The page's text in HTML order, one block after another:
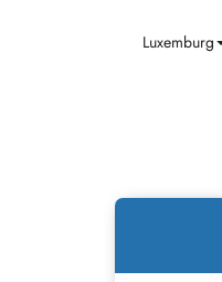
Luxemburg